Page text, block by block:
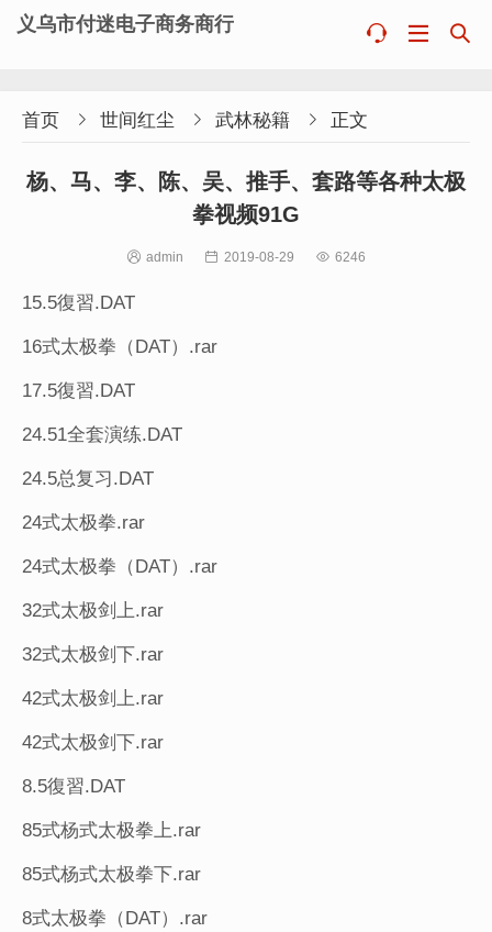
义乌市付迷电子商务商行 


首页  世间红尘  武林秘籍  正文
杨、马、李、陈、吴、推手、套路等各种太极
拳视频91G
 admin  2019-08-29  6246
15.5復習.DAT
16式太极拳（DAT）.rar
17.5復習.DAT
24.51全套演练.DAT
24.5总复习.DAT
24式太极拳.rar
24式太极拳（DAT）.rar
32式太极剑上.rar
32式太极剑下.rar
42式太极剑上.rar
42式太极剑下.rar
8.5復習.DAT
85式杨式太极拳上.rar
85式杨式太极拳下.rar
8式太极拳（DAT）.rar